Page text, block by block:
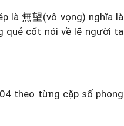
là 無望(vô vọng) nghĩa là
quẻ cốt nói về lẽ người ta
theo từng cặp số phong